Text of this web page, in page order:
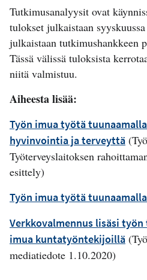
Tutkimusanalyysit ovat
tulokset julkaistaan
julkaistaan tutkimushankkeen
Tässä välissä tuloksista
niitä valmistuu.
Aiheesta lisää:
Työn imua työtä
hyvinvointia ja terveyttä
Työterveyslaitoksen
esittely)
Työn imua työtä
Verkkovalmennus lisäsi
imua kuntatyöntekijoillä
mediatiedote 1.10.2020)